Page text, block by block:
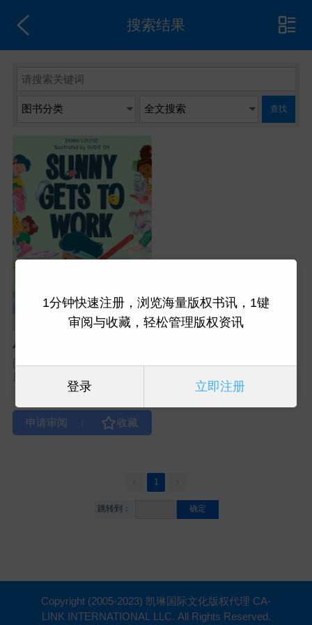
搜索结果
查找
小鬼桑尼当家
图书类型：绘本
1
跳转到： 确定
Copyright (2005-2023) 凯琳国际文化版权代理 CA-
LINK INTERNATIONAL LLC. All Rights Reserved.
1分钟快速注册，浏览海量版权书讯，1键
审阅与收藏，轻松管理版权资讯
登录 立即注册